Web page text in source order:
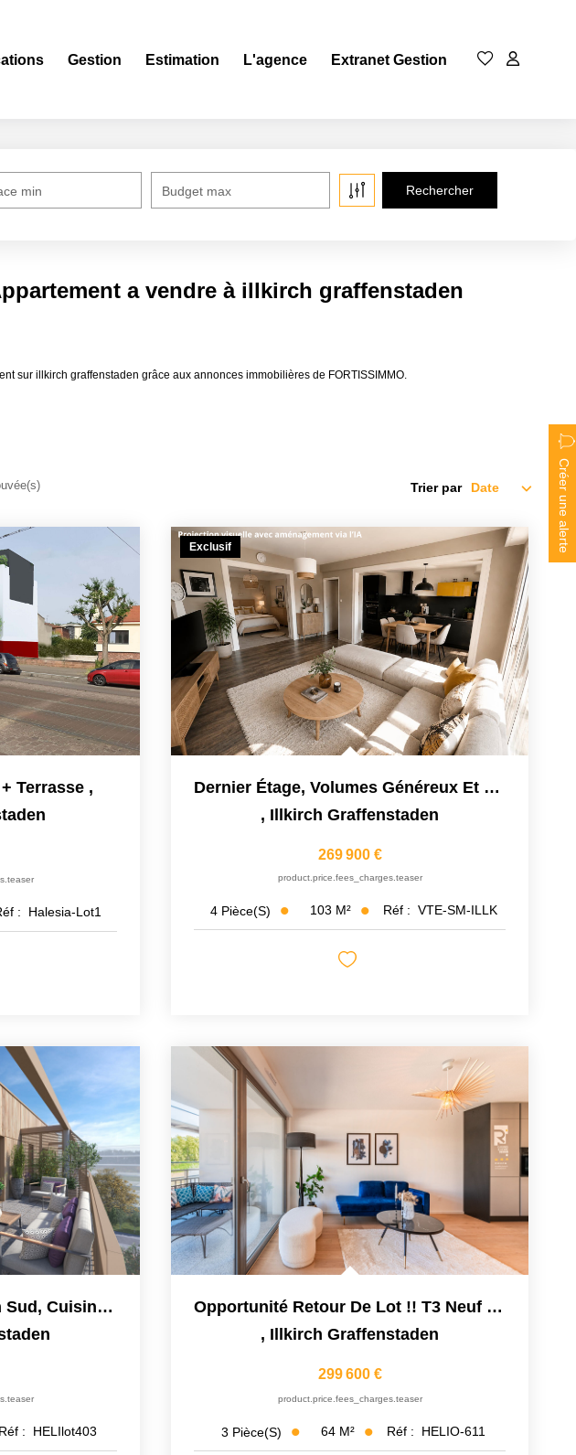
Gestion Estimation L'agence Extranet Gestion
min Budget max
a vendre à illkirch graffenstaden
sur illkirch graffenstaden grâce aux annonces immobilières de FORTISSIMMO.
Créer une alerte
Trier par
Terrasse ,
: Halesia-Lot1
Exclusif
Dernier Étage, Volumes Généreux Et Centre-Ville : Le Combo...
, Illkirch Graffenstaden
269 900 €
product.price.fees_charges.teaser
4 Pièce(s) 103 M² Réf : VTE-SM-ILLK
Beau 3 Pièces Neuf Plein Sud, Cuisine Équipée, Parking En...
Réf : HELIlot403
Opportunité Retour De Lot !! T3 Neuf Livrable De Suite
, Illkirch Graffenstaden
299 600 €
product.price.fees_charges.teaser
3 Pièce(s) 64 M² Réf : HELIO-611